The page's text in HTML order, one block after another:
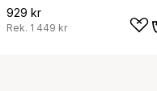
929 kr
Rek. 1 449 kr